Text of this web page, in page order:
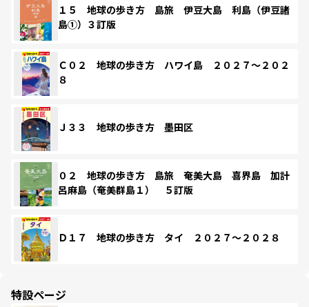
１５ 地球の歩き方 島旅 伊豆大島 利島（伊豆諸
島①）３訂版
Ｃ０２ 地球の歩き方 ハワイ島 ２０２７～２０２
８
Ｊ３３ 地球の歩き方 墨田区
０２ 地球の歩き方 島旅 奄美大島 喜界島 加計
呂麻島（奄美群島１） ５訂版
Ｄ１７ 地球の歩き方 タイ ２０２７～２０２８
特設ページ